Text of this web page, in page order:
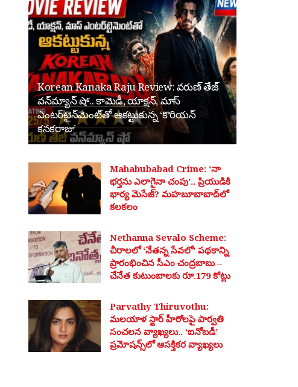
Korean Kanaka Raju Review: వరుణ్ తేజ్
వన్‌మ్యాన్ షో.. కామెడీ, యాక్షన్, మాస్
ఎంటర్‌టైన్‌మెంట్‌తో ఆకట్టుకున్న ‘కొరియన్
కనకరాజు’
Mahabubabad Crime: ‘నా
భర్తను ఎలాగైనా చంపు’.. ప్రియుడికి
భార్య మెసేజ్? మహబూబాబాద్‌లో
కలకలం
Nethanna Sevalo Scheme:
చీరాలలో ‘నేతన్న సేవలో’ పథకాన్ని
ప్రారంభించిన సీఎం చంద్రబాబు –
చేనేత కుటుంబాలకు రూ.179 కోట్లు
Parvathy Thiruvothu:
మలయాళ స్టార్ హీరోలపై పార్వతి
సంచలన వ్యాఖ్యలు.. ‘ఐనోబడీ’
ప్రమోషన్స్‌లో ఆసక్తికర వ్యాఖ్యలు